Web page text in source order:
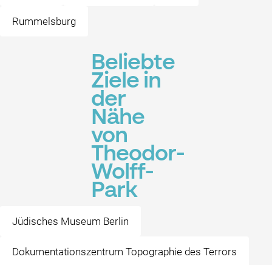
Rummelsburg
Beliebte
Ziele in
der
Nähe
von
Theodor-
Wolff-
Park
Jüdisches Museum Berlin
Dokumentationszentrum Topographie des Terrors